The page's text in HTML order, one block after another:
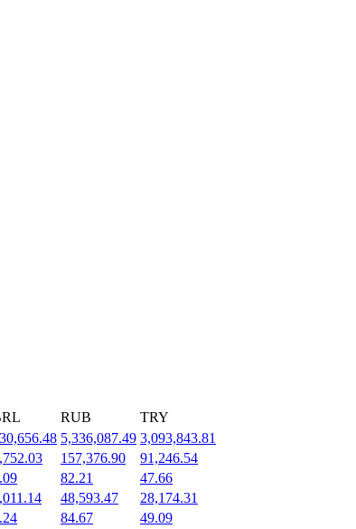
RUB
TRY
5,336,087.49 3,093,843.81
157,376.90
91,246.54
82.21
47.66
48,593.47
28,174.31
84.67
49.09